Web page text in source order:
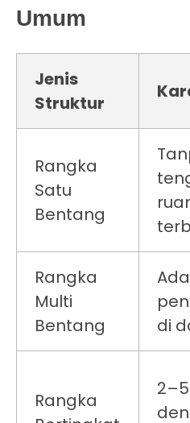
Umum
Jenis
Struktur
Rangka
Satu
Bentang
Rangka
Multi
Bentang
di
Rangka